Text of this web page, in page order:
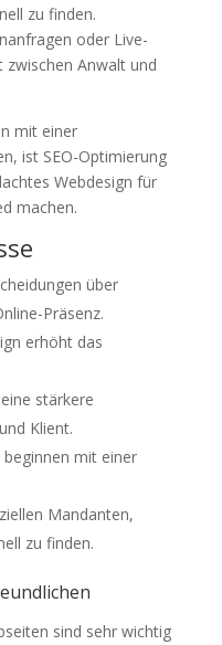
zu finden.
oder Live-
zwischen Anwalt und
mit einer
ist SEO-Optimierung
Webdesign für
machen.
über
Präsenz.
erhöht das
stärkere
Klient.
beginnen mit einer
Mandanten,
zu finden.
sind sehr wichtig